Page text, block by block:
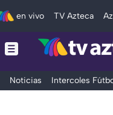
en vivo TV Azteca
Noticias Intercoles